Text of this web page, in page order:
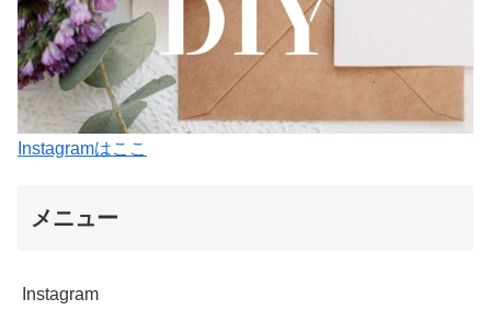
Instagramはここ
メニュー
Instagram